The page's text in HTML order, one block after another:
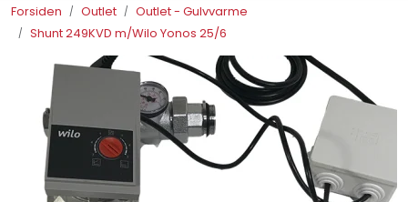
Forsiden Outlet
Outlet - Gulvvarme
Shunt 249KVD m/Wilo Yonos 25/6
Kulvert
Prefab
Radonsikring
Rørsystemer